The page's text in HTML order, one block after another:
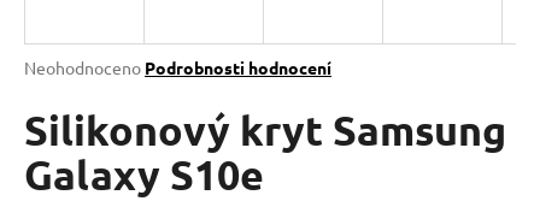
Průměrné
produktu
je
0,0
z
Neohodnoceno Podrobnosti hodnocení
Silikonový kryt Samsung
Galaxy S10e
j
t
?